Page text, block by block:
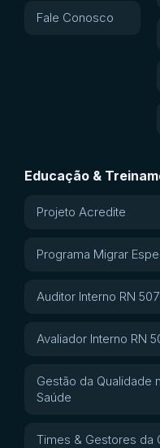
Fale Conosco
Educação &
Projeto Acredite
Programa Migrar
Auditor Interno RN 507
Avaliador Interno RN
Gestão da Qualidade
Saúde
Times & Gestores da